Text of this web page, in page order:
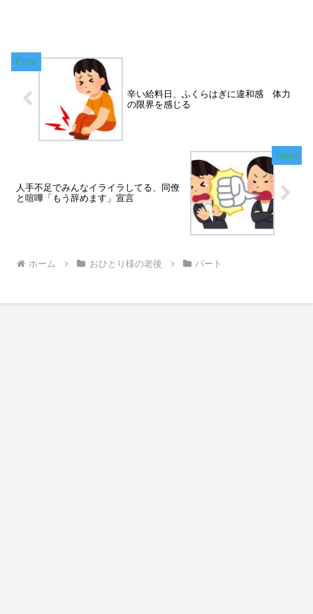
辛い給料日、ふくらはぎに違和感 体力
の限界を感じる
人手不足でみんなイライラしてる、同僚
と喧嘩「もう辞めます」宣言
ホーム おひとり様の老後 パート